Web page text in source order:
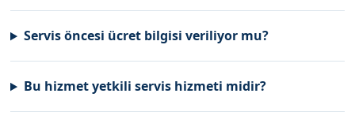
Servis öncesi ücret bilgisi veriliyor mu?
Bu hizmet yetkili servis hizmeti midir?